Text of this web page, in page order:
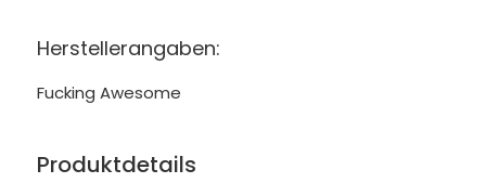
Herstellerangaben:
Fucking Awesome
Produktdetails